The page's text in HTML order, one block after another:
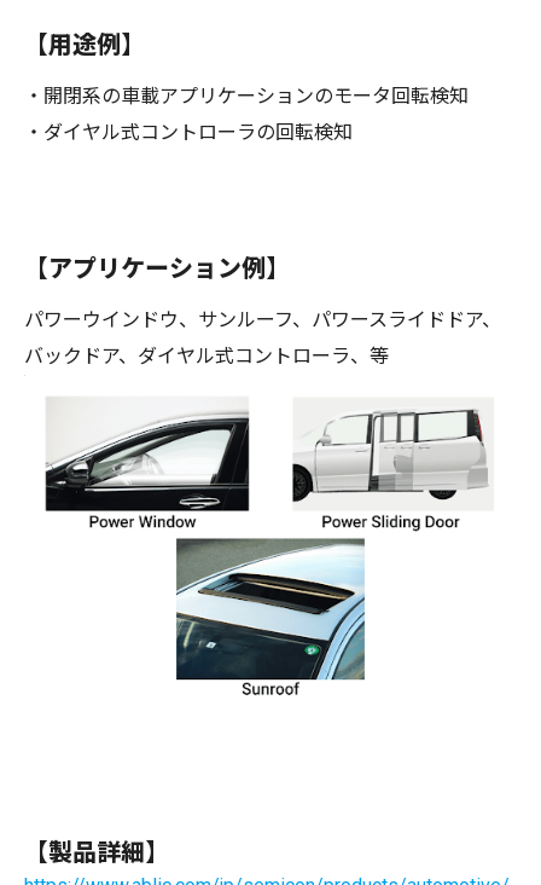
【用途例】
・開閉系の車載アプリケーションのモータ回転検知
・ダイヤル式コントローラの回転検知
【アプリケーション例】
パワーウインドウ、サンルーフ、パワースライドドア、
バックドア、ダイヤル式コントローラ、等
【製品詳細】